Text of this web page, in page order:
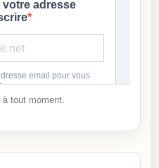
tout moment.